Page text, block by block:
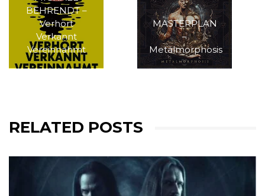
BEHRENDT –
Verhört
Verkannt
Vereinnahmt
MASTERPLAN
–
Metalmorphosis
RELATED POSTS